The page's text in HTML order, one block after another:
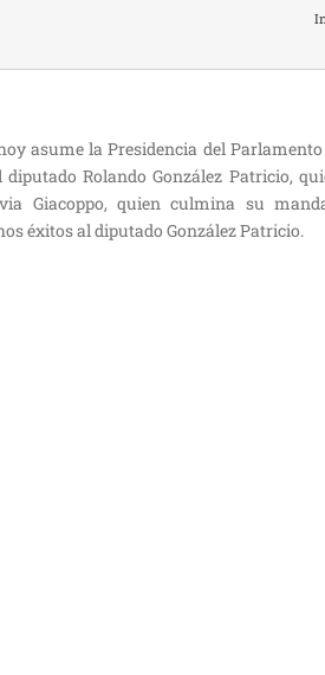
asume la Presidencia del
diputado Rolando González Patricio,
Giacoppo, quien culmina su
éxitos al diputado González Patricio.